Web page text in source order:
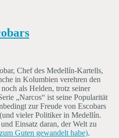
Chef des Medellín-Kartells,
in Kolumbien verehren den
als Helden, trotz seiner
„Narcos“ ist seine Popularität
zur Freude von Escobars
vieler Politiker in Medellín.
Einsatz daran, der Welt zu
Guten gewandelt habe).